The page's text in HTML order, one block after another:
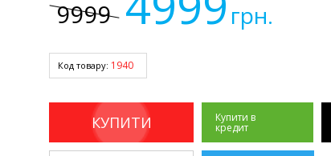
9999 грн.
Код товару: 1940
КУПИТИ Купити в
кредит